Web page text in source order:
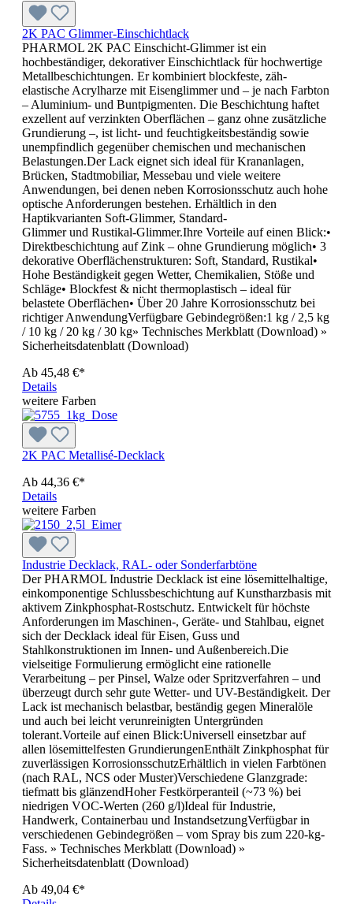
2K PAC Glimmer-Einschichtlack
PHARMOL 2K PAC Einschicht-Glimmer ist ein
hochbeständiger, dekorativer Einschichtlack für hochwertige
Metallbeschichtungen. Er kombiniert blockfeste, zäh-
elastische Acrylharze mit Eisenglimmer und – je nach Farbton
– Aluminium- und Buntpigmenten. Die Beschichtung haftet
exzellent auf verzinkten Oberflächen – ganz ohne zusätzliche
Grundierung –, ist licht- und feuchtigkeitsbeständig sowie
unempfindlich gegenüber chemischen und mechanischen
Belastungen.Der Lack eignet sich ideal für Krananlagen,
Brücken, Stadtmobiliar, Messebau und viele weitere
Anwendungen, bei denen neben Korrosionsschutz auch hohe
optische Anforderungen bestehen. Erhältlich in den
Haptikvarianten Soft-Glimmer, Standard-
Glimmer und Rustikal-Glimmer.Ihre Vorteile auf einen Blick:•
Direktbeschichtung auf Zink – ohne Grundierung möglich• 3
dekorative Oberflächenstrukturen: Soft, Standard, Rustikal•
Hohe Beständigkeit gegen Wetter, Chemikalien, Stöße und
Schläge• Blockfest & nicht thermoplastisch – ideal für
belastete Oberflächen• Über 20 Jahre Korrosionsschutz bei
richtiger AnwendungVerfügbare Gebindegrößen:1 kg / 2,5 kg
/ 10 kg / 20 kg / 30 kg» Technisches Merkblatt (Download) »
Sicherheitsdatenblatt (Download)
Ab 45,48 €*
Details
weitere Farben
2K PAC Metallisé-Decklack
Ab 44,36 €*
Details
weitere Farben
Industrie Decklack, RAL- oder Sonderfarbtöne
Der PHARMOL Industrie Decklack ist eine lösemittelhaltige,
einkomponentige Schlussbeschichtung auf Kunstharzbasis mit
aktivem Zinkphosphat-Rostschutz. Entwickelt für höchste
Anforderungen im Maschinen-, Geräte- und Stahlbau, eignet
sich der Decklack ideal für Eisen, Guss und
Stahlkonstruktionen im Innen- und Außenbereich.Die
vielseitige Formulierung ermöglicht eine rationelle
Verarbeitung – per Pinsel, Walze oder Spritzverfahren – und
überzeugt durch sehr gute Wetter- und UV-Beständigkeit. Der
Lack ist mechanisch belastbar, beständig gegen Mineralöle
und auch bei leicht verunreinigten Untergründen
tolerant.Vorteile auf einen Blick:Universell einsetzbar auf
allen lösemittelfesten GrundierungenEnthält Zinkphosphat für
zuverlässigen KorrosionsschutzErhältlich in vielen Farbtönen
(nach RAL, NCS oder Muster)Verschiedene Glanzgrade:
tiefmatt bis glänzendHoher Festkörperanteil (~73 %) bei
niedrigen VOC-Werten (260 g/l)Ideal für Industrie,
Handwerk, Containerbau und InstandsetzungVerfügbar in
verschiedenen Gebindegrößen – vom Spray bis zum 220-kg-
Fass. » Technisches Merkblatt (Download) »
Sicherheitsdatenblatt (Download)
Ab 49,04 €*